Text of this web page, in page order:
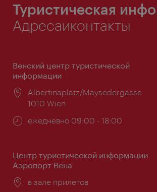
Туристическая
Адресаиконтакты
Венский центр туристической
информации
Расположение:
Albertinaplatz/Maysedergasse
1010 Wien
Часы
ежедневно 09:00 - 18:00
Центр туристической информации
Аэропорт Вена
Расположение:
в зале прилетов